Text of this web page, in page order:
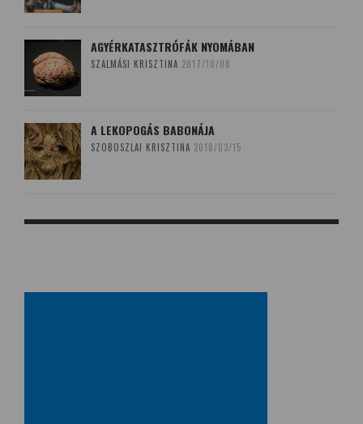
AGYÉRKATASZTRÓFÁK NYOMÁBAN
SZALMÁSI KRISZTINA 2017/10/08
A LEKOPOGÁS BABONÁJA
SZOBOSZLAI KRISZTINA 2018/03/15